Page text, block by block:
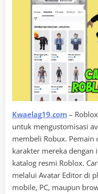
Kwaelag19.com –
untuk mengustomisasi
membeli Robux.
karakter mereka dengan
katalog resmi Roblox.
melalui Avatar Editor di
mobile, PC, maupun